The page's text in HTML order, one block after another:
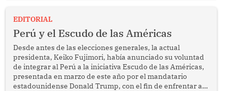
EDITORIAL
Perú y el Escudo de las Américas
Desde antes de las elecciones generales, la actual
presidenta, Keiko Fujimori, había anunciado su voluntad
de integrar al Perú a la iniciativa Escudo de las Américas,
presentada en marzo de este año por el mandatario
estadounidense Donald Trump, con el fin de enfrentar al